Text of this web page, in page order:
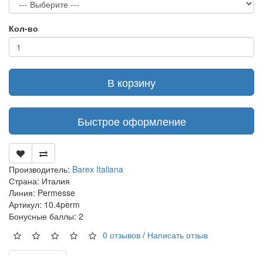
Кол-во
В корзину
Быстрое оформление
Производитель: Barex Italiana
Страна: Италия
Линия: Permesse
Артикул: 10.4perm
Бонусные баллы: 2
0 отзывов / Написать отзыв